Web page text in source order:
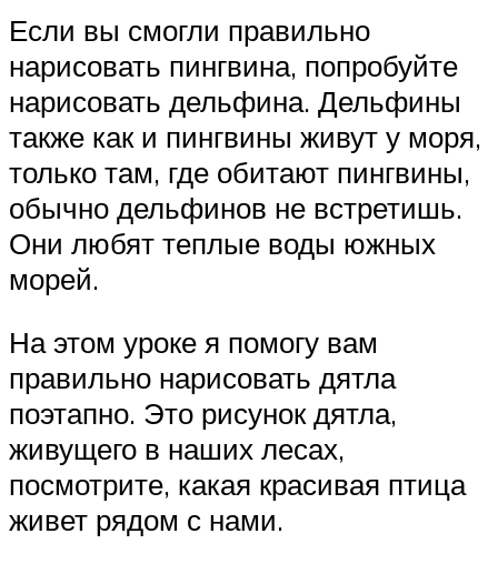
Если вы смогли правильно
нарисовать пингвина, попробуйте
нарисовать дельфина. Дельфины
также как и пингвины живут у моря,
только там, где обитают пингвины,
обычно дельфинов не встретишь.
Они любят теплые воды южных
морей.
На этом уроке я помогу вам
правильно нарисовать дятла
поэтапно. Это рисунок дятла,
живущего в наших лесах,
посмотрите, какая красивая птица
живет рядом с нами.